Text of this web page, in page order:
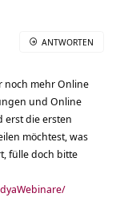
noch mehr Online
und Online
erst die ersten
möchtest, was
fülle doch bitte
ANTWORTEN